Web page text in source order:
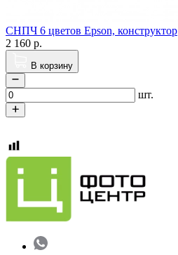
СНПЧ 6 цветов Epson, конструктор
2 160 р.
В корзину
шт.